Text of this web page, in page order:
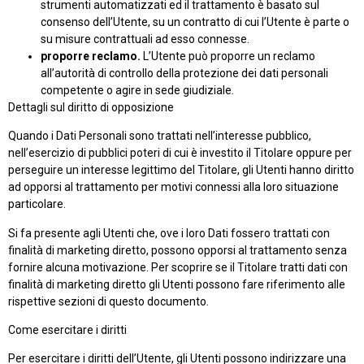
strumenti automatizzati ed il trattamento è basato sul
consenso dell’Utente, su un contratto di cui l’Utente è parte o
su misure contrattuali ad esso connesse.
proporre reclamo. L’Utente può proporre un reclamo
all’autorità di controllo della protezione dei dati personali
competente o agire in sede giudiziale.
Dettagli sul diritto di opposizione
Quando i Dati Personali sono trattati nell’interesse pubblico,
nell’esercizio di pubblici poteri di cui è investito il Titolare oppure per
perseguire un interesse legittimo del Titolare, gli Utenti hanno diritto
ad opporsi al trattamento per motivi connessi alla loro situazione
particolare.
Si fa presente agli Utenti che, ove i loro Dati fossero trattati con
finalità di marketing diretto, possono opporsi al trattamento senza
fornire alcuna motivazione. Per scoprire se il Titolare tratti dati con
finalità di marketing diretto gli Utenti possono fare riferimento alle
rispettive sezioni di questo documento.
Come esercitare i diritti
Per esercitare i diritti dell’Utente, gli Utenti possono indirizzare una